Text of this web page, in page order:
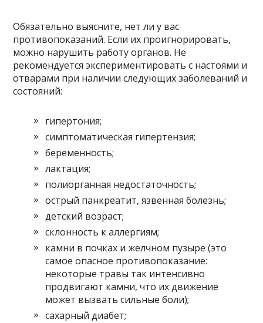
Обязательно выясните, нет ли у вас
противопоказаний. Если их проигнорировать,
можно нарушить работу органов. Не
рекомендуется экспериментировать с настоями и
отварами при наличии следующих заболеваний и
состояний:
гипертония;
симптоматическая гипертензия;
беременность;
лактация;
полиорганная недостаточность;
острый панкреатит, язвенная болезнь;
детский возраст;
склонность к аллергиям;
камни в почках и желчном пузыре (это
самое опасное противопоказание:
некоторые травы так интенсивно
продвигают камни, что их движение
может вызвать сильные боли);
сахарный диабет;